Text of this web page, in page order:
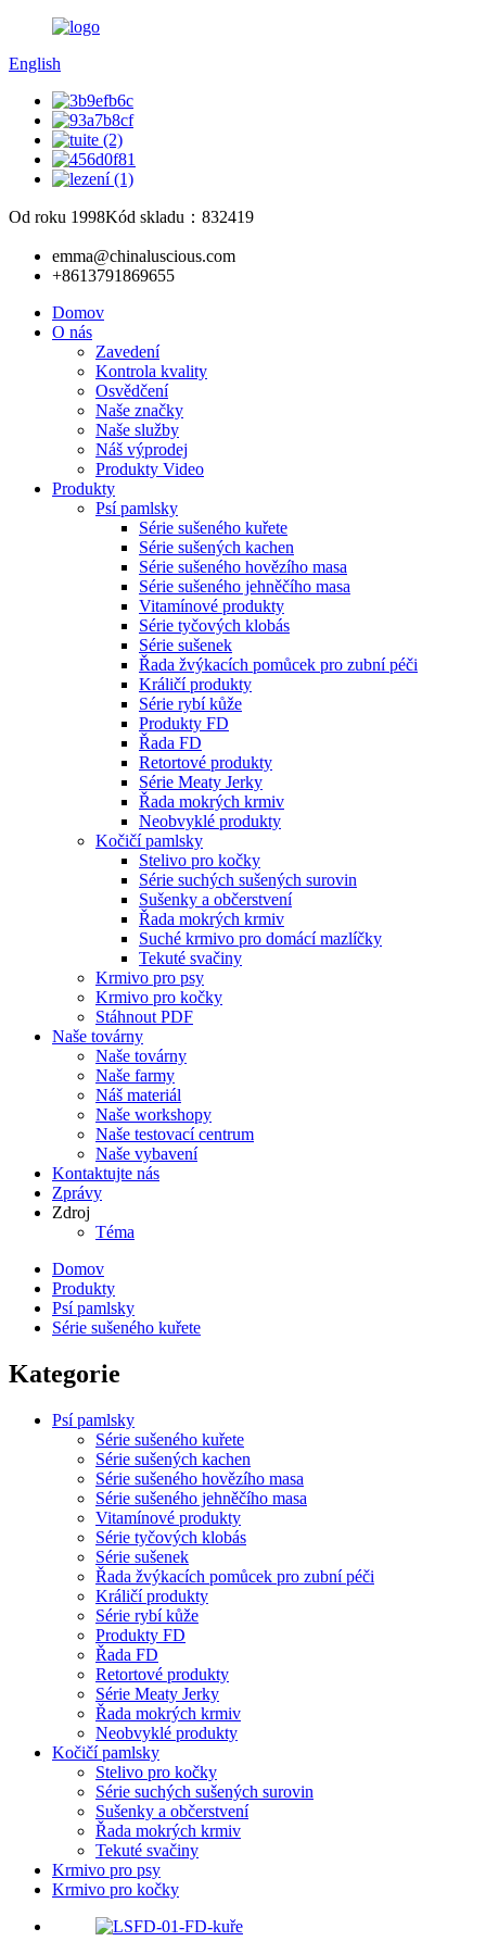
English
Od roku 1998Kód skladu：832419
emma@chinaluscious.com
+8613791869655
Domov
O nás
Zavedení
Kontrola kvality
Osvědčení
Naše značky
Naše služby
Náš výprodej
Produkty Video
Produkty
Psí pamlsky
Série sušeného kuřete
Série sušených kachen
Série sušeného hovězího masa
Série sušeného jehněčího masa
Vitamínové produkty
Série tyčových klobás
Série sušenek
Řada žvýkacích pomůcek pro zubní péči
Králičí produkty
Série rybí kůže
Produkty FD
Řada FD
Retortové produkty
Série Meaty Jerky
Řada mokrých krmiv
Neobvyklé produkty
Kočičí pamlsky
Stelivo pro kočky
Série suchých sušených surovin
Sušenky a občerstvení
Řada mokrých krmiv
Suché krmivo pro domácí mazlíčky
Tekuté svačiny
Krmivo pro psy
Krmivo pro kočky
Stáhnout PDF
Naše továrny
Naše továrny
Naše farmy
Náš materiál
Naše workshopy
Naše testovací centrum
Naše vybavení
Kontaktujte nás
Zprávy
Zdroj
Téma
Domov
Produkty
Psí pamlsky
Série sušeného kuřete
Kategorie
Psí pamlsky
Série sušeného kuřete
Série sušených kachen
Série sušeného hovězího masa
Série sušeného jehněčího masa
Vitamínové produkty
Série tyčových klobás
Série sušenek
Řada žvýkacích pomůcek pro zubní péči
Králičí produkty
Série rybí kůže
Produkty FD
Řada FD
Retortové produkty
Série Meaty Jerky
Řada mokrých krmiv
Neobvyklé produkty
Kočičí pamlsky
Stelivo pro kočky
Série suchých sušených surovin
Sušenky a občerstvení
Řada mokrých krmiv
Tekuté svačiny
Krmivo pro psy
Krmivo pro kočky